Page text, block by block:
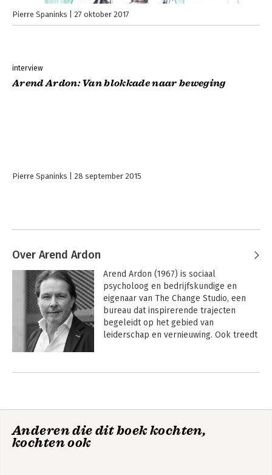
Pierre Spaninks 27 oktober 2017
interview
Arend Ardon: Van blokkade naar beweging
Pierre Spaninks 28 september 2015
Over Arend Ardon
Arend Ardon (1967) is sociaal
psycholoog en bedrijfskundige en
eigenaar van The Change Studio, een
bureau dat inspirerende trajecten
begeleidt op het gebied van
leiderschap en vernieuwing. Ook treedt
schools verbonden.
schools, onder meer als kerndocent
Economics van de Maastricht University.
Andere boeken door Arend Ardon
Anderen die dit boek kochten,
kochten ook